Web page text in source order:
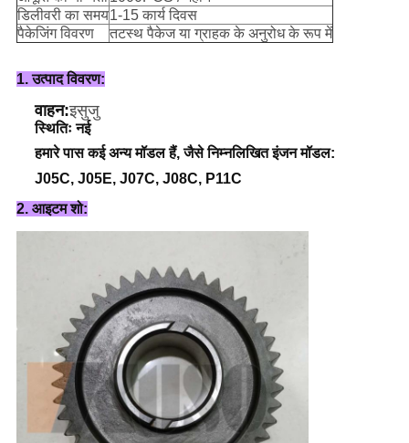
डिलीवरी का समय1-15 कार्य दिवस
पैकेजिंग विवरण
तटस्थ पैकेज या ग्राहक के अनुरोध के रूप में
1. उत्पाद विवरण:
वाहन:इसुजु
स्थितिः नई
हमारे पास कई अन्य मॉडल हैं, जैसे निम्नलिखित इंजन मॉडल:
J05C, J05E, J07C, J08C, P11C
2. आइटम शो: